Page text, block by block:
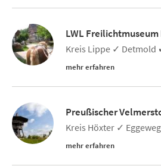
LWL
Kreis Lippe ✓ Detmold
mehr erfahren
Preußischer
Kreis Höxter ✓
mehr erfahren